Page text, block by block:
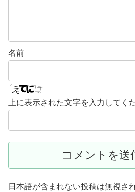
名前
上に表示された文字を入力してく
日本語が含まれない投稿は無視さ